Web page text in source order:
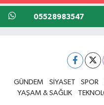
05528983547
GÜNDEM SİYASET SPOR
YAŞAM & SAĞLIK